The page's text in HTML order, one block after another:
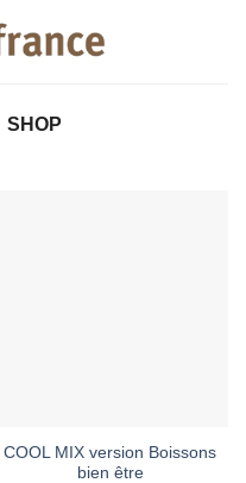
SHOP
COOL MIX version Boissons
bien être